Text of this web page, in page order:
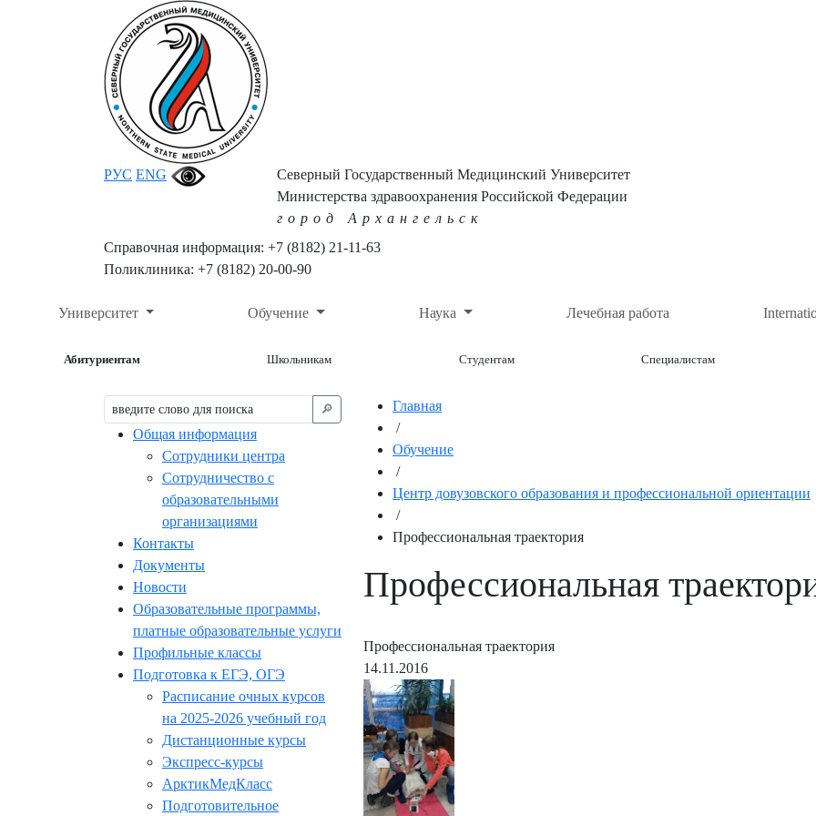
РУС ENG
Северный Государственный Медицинский Университет
Министерства здравоохранения Российской Федерации
город Архангельск
Справочная информация: +7 (8182) 21-11-63
Поликлиника: +7 (8182) 20-00-90
Университет Обучение Наука Лечебная работа
Абитуриентам Школьникам Студентам Специалистам
🔎︎
Общая информация
Сотрудники центра
Сотрудничество с
образовательными
организациями
Контакты
Документы
Новости
Образовательные программы,
платные образовательные услуги
Профильные классы
Подготовка к ЕГЭ, ОГЭ
Расписание очных курсов
на 2025-2026 учебный год
Дистанционные курсы
Экспресс-курсы
АрктикМедКласс
Подготовительное
Главная
/
Обучение
/
Центр довузовского образования и профессиональной ориентации
/
Профессиональная траектория
Профессиональная
Профессиональная траектория
14.11.2016